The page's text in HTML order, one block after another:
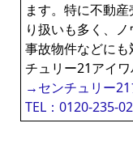
ます。特に不動
り扱いも多く、ノ
事故物件などに
チュリー21アイワ
→センチュリー
TEL：0120-235-